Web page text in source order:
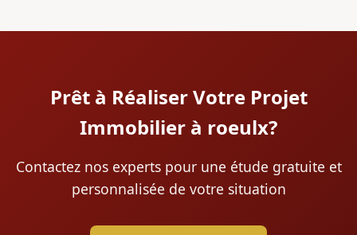
Prêt à Réaliser Votre Projet
Immobilier à roeulx?
Contactez nos experts pour une étude gratuite et
personnalisée de votre situation